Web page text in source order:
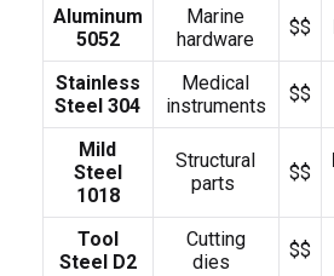
Aluminum
5052
Marine
hardware
$$
Stainless
Steel 304
Medical
instruments
$$
Mild
Steel
1018
Structural
parts
$$
Tool
Steel D2
Cutting
dies
$$